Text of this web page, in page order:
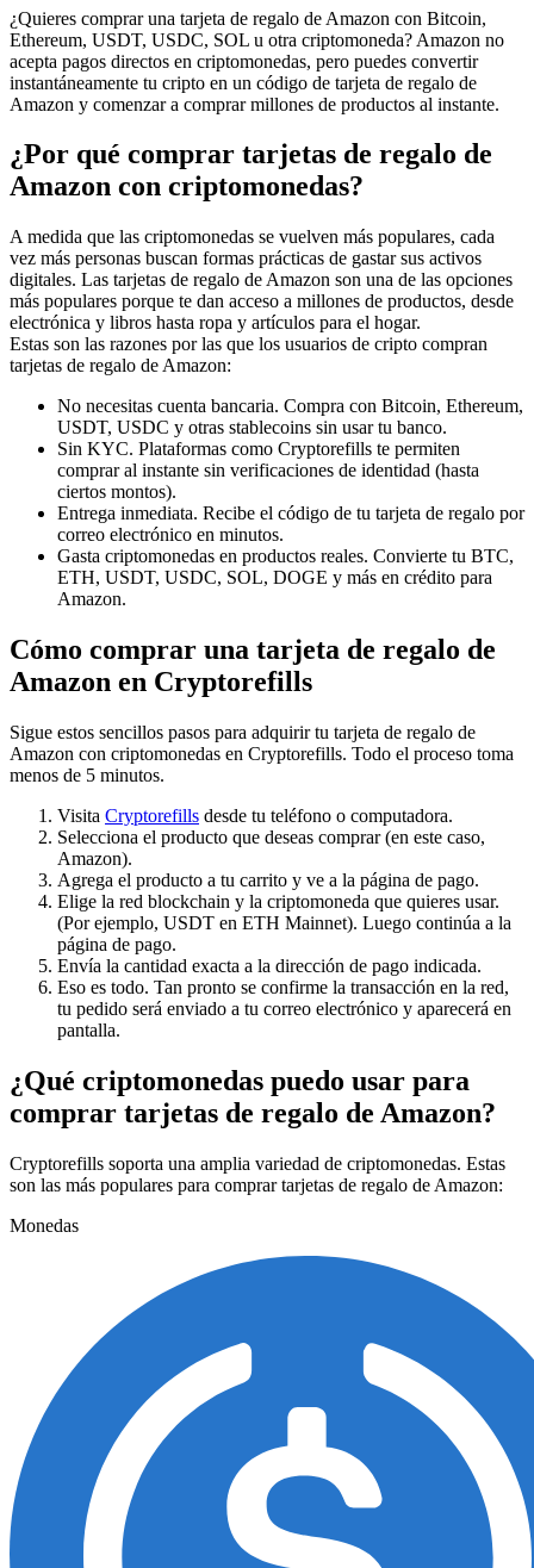
¿Quieres comprar una tarjeta de regalo de Amazon con Bitcoin,
Ethereum, USDT, USDC, SOL u otra criptomoneda? Amazon no
acepta pagos directos en criptomonedas, pero puedes convertir
instantáneamente tu cripto en un código de tarjeta de regalo de
Amazon y comenzar a comprar millones de productos al instante.
¿Por qué comprar tarjetas de regalo de
Amazon con criptomonedas?
A medida que las criptomonedas se vuelven más populares, cada
vez más personas buscan formas prácticas de gastar sus activos
digitales. Las tarjetas de regalo de Amazon son una de las opciones
más populares porque te dan acceso a millones de productos, desde
electrónica y libros hasta ropa y artículos para el hogar.
Estas son las razones por las que los usuarios de cripto compran
tarjetas de regalo de Amazon:
No necesitas cuenta bancaria. Compra con Bitcoin, Ethereum,
USDT, USDC y otras stablecoins sin usar tu banco.
Sin KYC. Plataformas como Cryptorefills te permiten
comprar al instante sin verificaciones de identidad (hasta
ciertos montos).
Entrega inmediata. Recibe el código de tu tarjeta de regalo por
correo electrónico en minutos.
Gasta criptomonedas en productos reales. Convierte tu BTC,
ETH, USDT, USDC, SOL, DOGE y más en crédito para
Amazon.
Cómo comprar una tarjeta de regalo de
Amazon en Cryptorefills
Sigue estos sencillos pasos para adquirir tu tarjeta de regalo de
Amazon con criptomonedas en Cryptorefills. Todo el proceso toma
menos de 5 minutos.
Visita Cryptorefills desde tu teléfono o computadora.
Selecciona el producto que deseas comprar (en este caso,
Amazon).
Agrega el producto a tu carrito y ve a la página de pago.
Elige la red blockchain y la criptomoneda que quieres usar.
(Por ejemplo, USDT en ETH Mainnet). Luego continúa a la
página de pago.
Envía la cantidad exacta a la dirección de pago indicada.
Eso es todo. Tan pronto se confirme la transacción en la red,
tu pedido será enviado a tu correo electrónico y aparecerá en
pantalla.
¿Qué criptomonedas puedo usar para
comprar tarjetas de regalo de Amazon?
Cryptorefills soporta una amplia variedad de criptomonedas. Estas
son las más populares para comprar tarjetas de regalo de Amazon:
Monedas